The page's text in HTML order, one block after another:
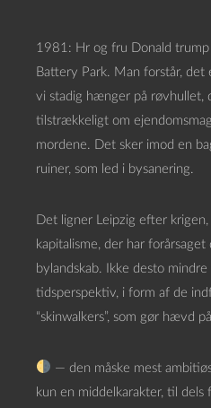
1981: Hr og fru Donald
Battery Park. Man forstår, det
vi stadig hænger på røvhullet,
tilstrækkeligt om
mordene. Det sker imod en
ruiner, som led i bysanering.
Det ligner Leipzig efter
kapitalisme, der har
bylandskab. Ikke desto
tidsperspektiv, i form af de
“skinwalkers”, som gør hævd
— den måske mest
kun en middelkarakter, til